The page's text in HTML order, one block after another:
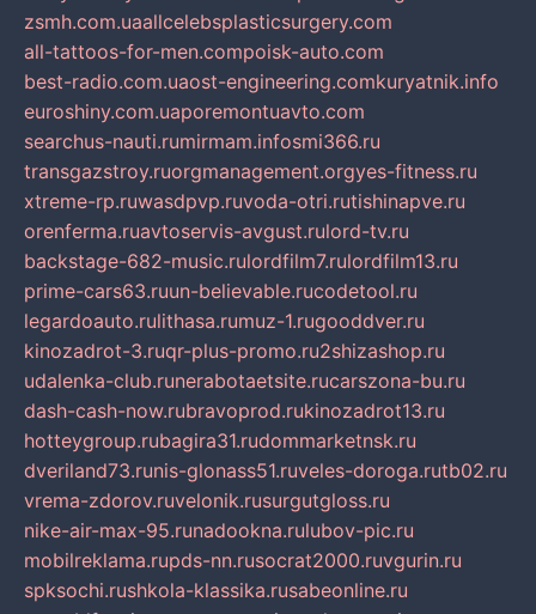
zsmh.com.uaallcelebsplasticsurgery.com
all-tattoos-for-men.compoisk-auto.com
best-radio.com.uaost-engineering.comkuryatnik.info
euroshiny.com.uaporemontuavto.com
searchus-nauti.rumirmam.infosmi366.ru
transgazstroy.ruorgmanagement.orgyes-fitness.ru
xtreme-rp.ruwasdpvp.ruvoda-otri.rutishinapve.ru
orenferma.ruavtoservis-avgust.rulord-tv.ru
backstage-682-music.rulordfilm7.rulordfilm13.ru
prime-cars63.ruun-believable.rucodetool.ru
legardoauto.rulithasa.rumuz-1.rugooddver.ru
kinozadrot-3.ruqr-plus-promo.ru2shizashop.ru
udalenka-club.runerabotaetsite.rucarszona-bu.ru
dash-cash-now.rubravoprod.rukinozadrot13.ru
hotteygroup.rubagira31.rudommarketnsk.ru
dveriland73.runis-glonass51.ruveles-doroga.rutb02.ru
vrema-zdorov.ruvelonik.rusurgutgloss.ru
nike-air-max-95.runadookna.rulubov-pic.ru
mobilreklama.rupds-nn.rusocrat2000.ruvgurin.ru
spksochi.rushkola-klassika.rusabeonline.ru